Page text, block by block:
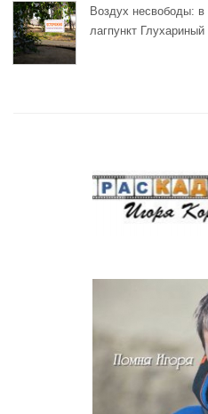
Воздух несвободы:
лагпункт Глухариный